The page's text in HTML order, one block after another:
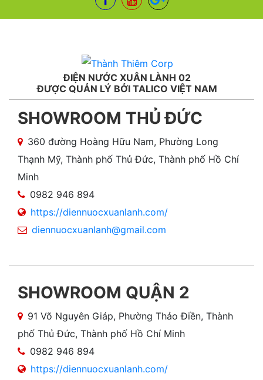
ĐIỆN NƯỚC XUÂN LÀNH 02
ĐƯỢC QUẢN LÝ BỞI TALICO VIỆT NAM
SHOWROOM THỦ ĐỨC
360 đường Hoàng Hữu Nam, Phường Long
Thạnh Mỹ, Thành phố Thủ Đức, Thành phố Hồ Chí
Minh
0982 946 894
https://diennuocxuanlanh.com/
diennuocxuanlanh@gmail.com
SHOWROOM QUẬN 2
91 Võ Nguyên Giáp, Phường Thảo Điền, Thành
phố Thủ Đức, Thành phố Hồ Chí Minh
0982 946 894
https://diennuocxuanlanh.com/